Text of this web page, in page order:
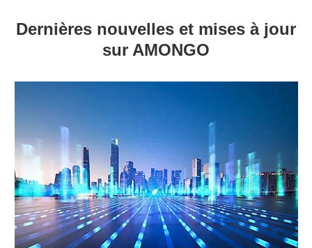
Dernières nouvelles et mises à jour
sur AMONGO